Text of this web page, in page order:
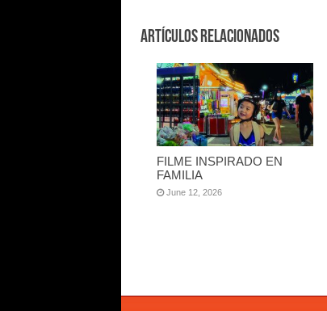
Artículos Relacionados
FILME INSPIRADO EN
FAMILIA
June 12, 2026